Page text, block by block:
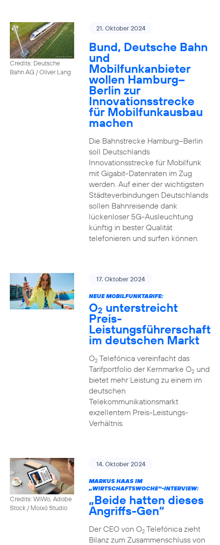
Credits: Deutsche
Bahn AG / Oliver Lang
21. Oktober 2024
Bund, Deutsche Bahn
und
Mobilfunkanbieter
wollen Hamburg–
Berlin zur
Innovationsstrecke
für Mobilfunkausbau
machen
Die Bahnstrecke Hamburg–Berlin
soll Deutschlands
Innovationsstrecke für Mobilfunk
mit Gigabit-Datenraten im Zug
werden. Auf einer der wichtigsten
Städteverbindungen Deutschlands
sollen Bahnreisende dank
lückenloser 5G-Ausleuchtung
künftig in bester Qualität
telefonieren und surfen können.
17. Oktober 2024
NEUE MOBILFUNKTARIFE:
O2 unterstreicht
Preis-
Leistungsführerschaft
im deutschen Markt
O2Telefónica vereinfacht das
Tarifportfolio der Kernmarke O2und
bietet mehr Leistung zu einem im
deutschen
Telekommunikationsmarkt
exzellentem Preis-Leistungs-
Verhältnis.
Credits: WiWo, Adobe
Stock / Moixó Studio
14. Oktober 2024
MARKUS HAAS IM
„WIRTSCHAFTSWOCHE“-INTERVIEW:
„Beide hatten dieses
Angriffs-Gen“
Der CEO von O2Telefónica zieht
Bilanz zum Zusammenschluss von